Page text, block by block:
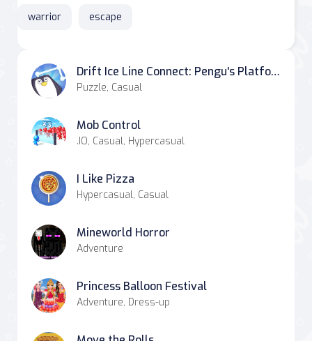
warrior escape
Drift Ice Line Connect: Pengu's Platform Quest
Puzzle, Casual
Mob Control
.IO, Casual, Hypercasual
I Like Pizza
Hypercasual, Casual
Mineworld Horror
Adventure
Princess Balloon Festival
Adventure, Dress-up